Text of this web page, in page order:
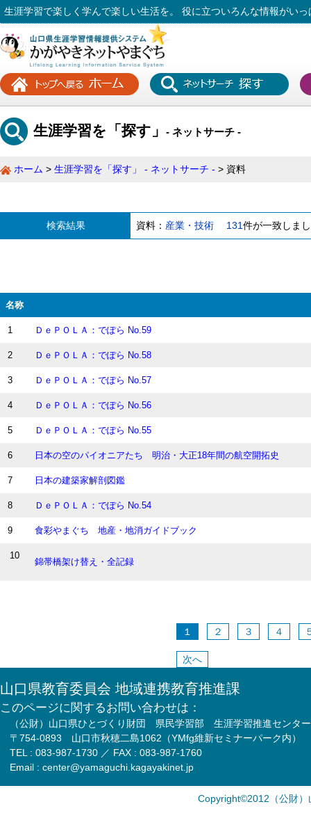
生涯学習で楽しく学んで楽しい生活を。 役に立ついろんな情報がいっ
生涯学習を「探す」 - ネットサーチ -
ホーム 生涯学習を「探す」 - ネットサーチ - 資料
検索結果 資料： 産業・技術 131件が一致しま
名称
1 ＤｅＰＯＬＡ：でぽら No.59
2 ＤｅＰＯＬＡ：でぽら No.58
3 ＤｅＰＯＬＡ：でぽら No.57
4 ＤｅＰＯＬＡ：でぽら No.56
5 ＤｅＰＯＬＡ：でぽら No.55
6 日本の空のパイオニアたち 明治・大正18年間の航空開拓史
7 日本の建築家解剖図鑑
8 ＤｅＰＯＬＡ：でぽら No.54
9 食彩やまぐち 地産・地消ガイドブック
10
錦帯橋架け替え・全記録
１ ２ ３ ４
次へ
山口県教育委員会 地域連携教育推進課
このページに関するお問い合わせは：
（公財）山口県ひとづくり財団 県民学習部 生涯学習推進センター
〒754-0893 山口市秋穂二島1062（YMfg維新セミナーパーク内）
TEL : 083-987-1730 ／ FAX : 083-987-1760
Email : center@yamaguchi.kagayakinet.jp
Copyright©2012（公財）